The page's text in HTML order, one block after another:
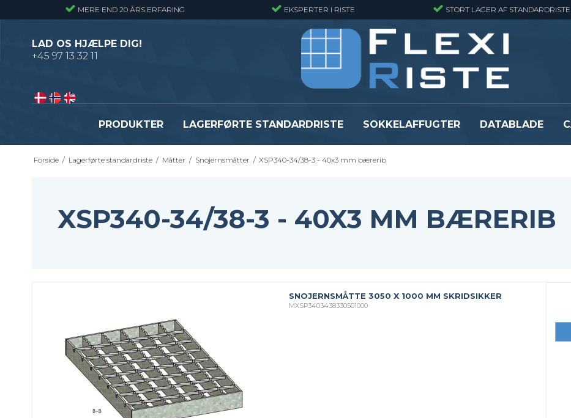
MERE END 20 ÅRS ERFARING EKSPERTER I RISTE STORT LAGER AF STANDARDRISTE
LAD OS HJÆLPE DIG!
+45 97 13 32 11
PRODUKTER
Presriste - Almindelig gitterrist
Presristetrin
Byggepladstrin
Se alle
Presristmåtter
Snojernsmåtter
Se alle
Fiberriste - Stormasket
Se alle
BROXOCLIP
LAGERFØRTE STANDARDRISTE SOKKELAFFUGTER DATABLADE
Forside / Lagerførte standardriste / Måtter / Snojernsmåtter / XSP340-34/38-3 - 40x3 mm bærerib
XSP340-34/38-3 - 40X3 MM BÆRERIB
SNOJERNSMÅTTE 3050 X 1000 MM SKRIDSIKKER
MXSP3403438330501000